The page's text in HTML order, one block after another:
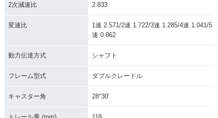
2次減速比 2.833
変速比
1速 2.571/2速 1.722/3速 1.285/4速 1.041/5
速 0.862
動力伝達方式 シャフト
フレーム型式 ダブルクレードル
キャスター角 28°30′